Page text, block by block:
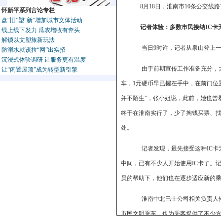
怀新平系列言论专栏
盘“旧”塑“新”增加城市文体活动
线上线下发力 瓜农增收有奔头
解锁以文塑旅新玩法
防溺水就该拉“网”出实招
沉浸式体验调研 让服务更有温度
让“闲置屋顶”成为转型新引擎
8月18日，淮南市10条公交线
记者体验：多数市民接纳IC卡
当日9时许，记者从泉山登上
由于前期宣传工作准备充分，
车，1元硬币早已握在手中，在前门
并不陌生”，张小姐说，此前，她也
终于在淮南实行了，少了掏钱买票、
处。
记者发现，最先接受这种IC卡
中间，已有不少人开始使用IC卡了。
员的帮助下，他们也在逐步适应新的
淮南中北巴士公司相关负责人
市民文明乘车，也为乘客提供了不少